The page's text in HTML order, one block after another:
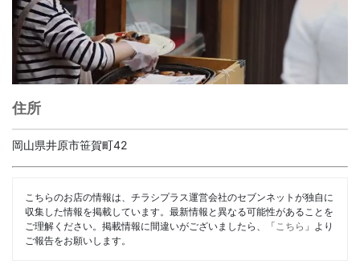
住所
岡山県井原市笹賀町42
こちらのお店の情報は、チラシプラス運営会社のセブンネットが独自に
収集した情報を掲載しています。最新情報と異なる可能性があることを
ご理解ください。掲載情報に間違いがございましたら、「 こちら 」より
ご報告をお願いします。